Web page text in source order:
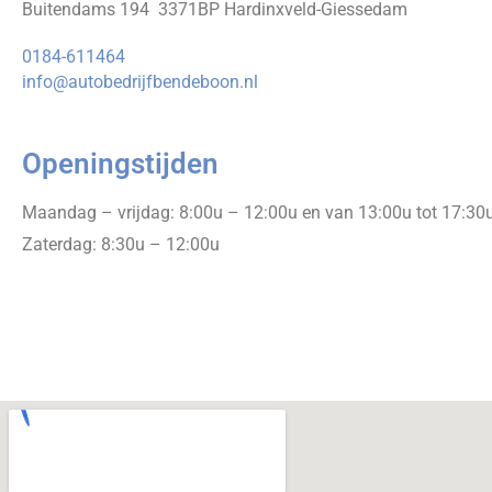
Buitendams 194 3371BP Hardinxveld-Giessedam
0184-611464
info@autobedrijfbendeboon.nl
Openingstijden
Maandag – vrijdag: 8:00u – 12:00u en van 13:00u tot
Zaterdag: 8:30u – 12:00u